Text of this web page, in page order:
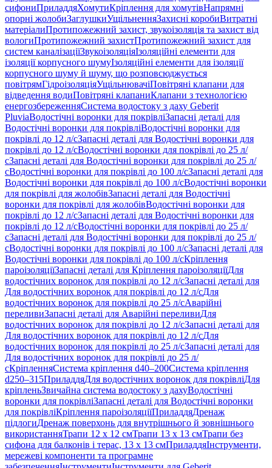
сифониПриладдяХомутиКріплення для хомутівНапрямні
опорні жолобиЗаглушкиУщільненняЗахисні коробиВитратні
матеріалиПротипожежний захист, звукоізоляція та захист від
вологиПротипожежний захистПротипожежний захист для
систем каналізаціїЗвукоізоляціяІзоляційні елементи для
ізоляції корпусного шумуІзоляційні елементи для ізоляції
корпусного шуму й шуму, що розповсюджується
повітрямГідроізоляціяУщільнювачіПовітряні клапани для
відведення водиПовітряні клапаниКлапани з технологією
енергозбереженняСистема водостоку з даху Geberit
PluviaВодостічні воронки для покрівліЗапасні деталі для
Водостічні воронки для покрівліВодостічні воронки для
покрівлі до 12 л/сЗапасні деталі для Водостічні воронки для
покрівлі до 12 л/сВодостічні воронки для покрівлі до 25 л/
сЗапасні деталі для Водостічні воронки для покрівлі до 25 л/
сВодостічні воронки для покрівлі до 100 л/сЗапасні деталі для
Водостічні воронки для покрівлі до 100 л/сВодостічні воронки
для покрівлі для жолобівЗапасні деталі для Водостічні
воронки для покрівлі для жолобівВодостічні воронки для
покрівлі до 12 л/сЗапасні деталі для Водостічні воронки для
покрівлі до 12 л/сВодостічні воронки для покрівлі до 25 л/
сЗапасні деталі для Водостічні воронки для покрівлі до 25 л/
сВодостічні воронки для покрівлі до 100 л/сЗапасні деталі для
Водостічні воронки для покрівлі до 100 л/сКріплення
пароізоляціїЗапасні деталі для Кріплення пароізоляціїДля
водостічних воронок для покрівлі до 12 л/сЗапасні деталі для
Для водостічних воронок для покрівлі до 12 л/сДля
водостічних воронок для покрівлі до 25 л/сАварійні
переливиЗапасні деталі для Аварійні переливиДля
водостічних воронок для покрівлі до 12 л/сЗапасні деталі для
Для водостічних воронок для покрівлі до 12 л/сДля
водостічних воронок для покрівлі до 25 л/сЗапасні деталі для
Для водостічних воронок для покрівлі до 25 л/
сКріпленняСистема кріплення d40–200Система кріплення
d250–315ПриладдяДля водостічних воронок для покрівліДля
кріпленьЗвичайна система водостоку з дахуВодостічні
воронки для покрівліЗапасні деталі для Водостічні воронки
для покрівліКріплення пароізоляціїПриладдяДренаж
підлогиДренаж поверхонь для внутрішнього й зовнішнього
використанняТрапи 12 x 12 смТрапи 13 x 13 смТрапи без
сифона для балконів і терас, 13 x 13 смПриладдяІнструменти,
мережеві компоненти та програмне